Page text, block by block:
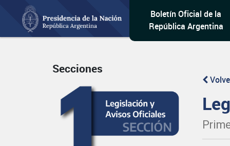
Boletín Oficial de la
República Argentina
Secciones